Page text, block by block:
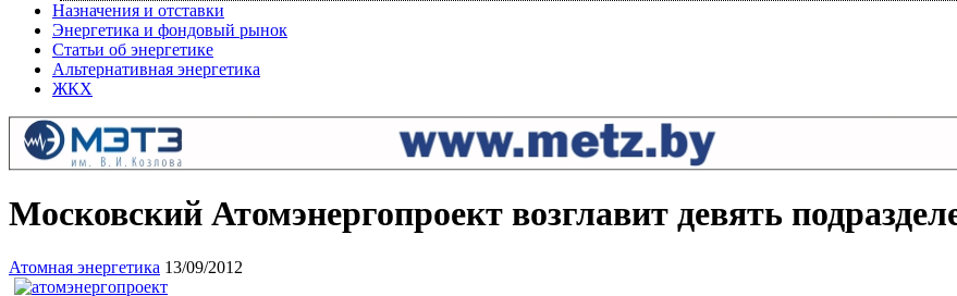
Назначения и отставки
Энергетика и фондовый рынок
Статьи об энергетике
Альтернативная энергетика
ЖКХ
Московский Атомэнергопроект возглавит девять
Атомная энергетика 13/09/2012